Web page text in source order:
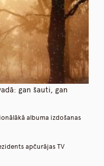
gan šauti, gan
albuma izdošanas
apčurājas TV